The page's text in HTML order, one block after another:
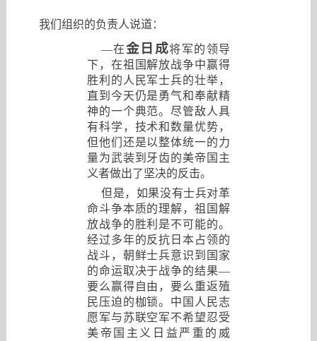
我们组织的负责人说道：
—在金日成将军的领导
下，在祖国解放战争中赢得
胜利的人民军士兵的壮举，
直到今天仍是勇气和奉献精
神的一个典范。尽管敌人具
有科学，技术和数量优势，
但他们还是以整体统一的力
量为武装到牙齿的美帝国主
义者做出了坚决的反击。
但是，如果没有士兵对革
命斗争本质的理解，祖国解
放战争的胜利是不可能的。
经过多年的反抗日本占领的
战斗，朝鲜士兵意识到国家
的命运取决于战争的结果—
要么赢得自由，要么重返殖
民压迫的枷锁。中国人民志
愿军与苏联空军不希望忍受
美帝国主义日益严重的威